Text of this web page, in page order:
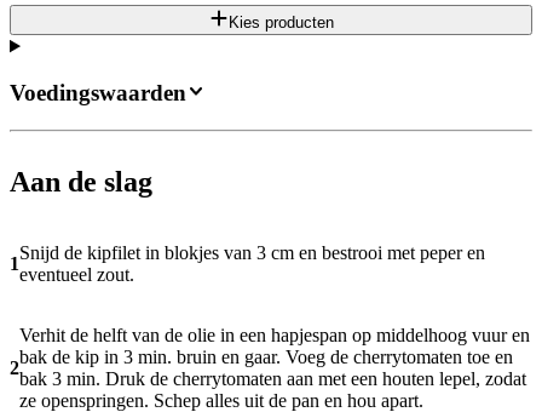
Kies producten
Aan de slag
1
Snijd de kipfilet in blokjes van 3 cm en bestrooi met peper en
eventueel zout.
2
Verhit de helft van de olie in een hapjespan op middelhoog vuur en
bak de kip in 3 min. bruin en gaar. Voeg de cherrytomaten toe en
bak 3 min. Druk de cherrytomaten aan met een houten lepel, zodat
ze openspringen. Schep alles uit de pan en hou apart.
Voedingswaarden